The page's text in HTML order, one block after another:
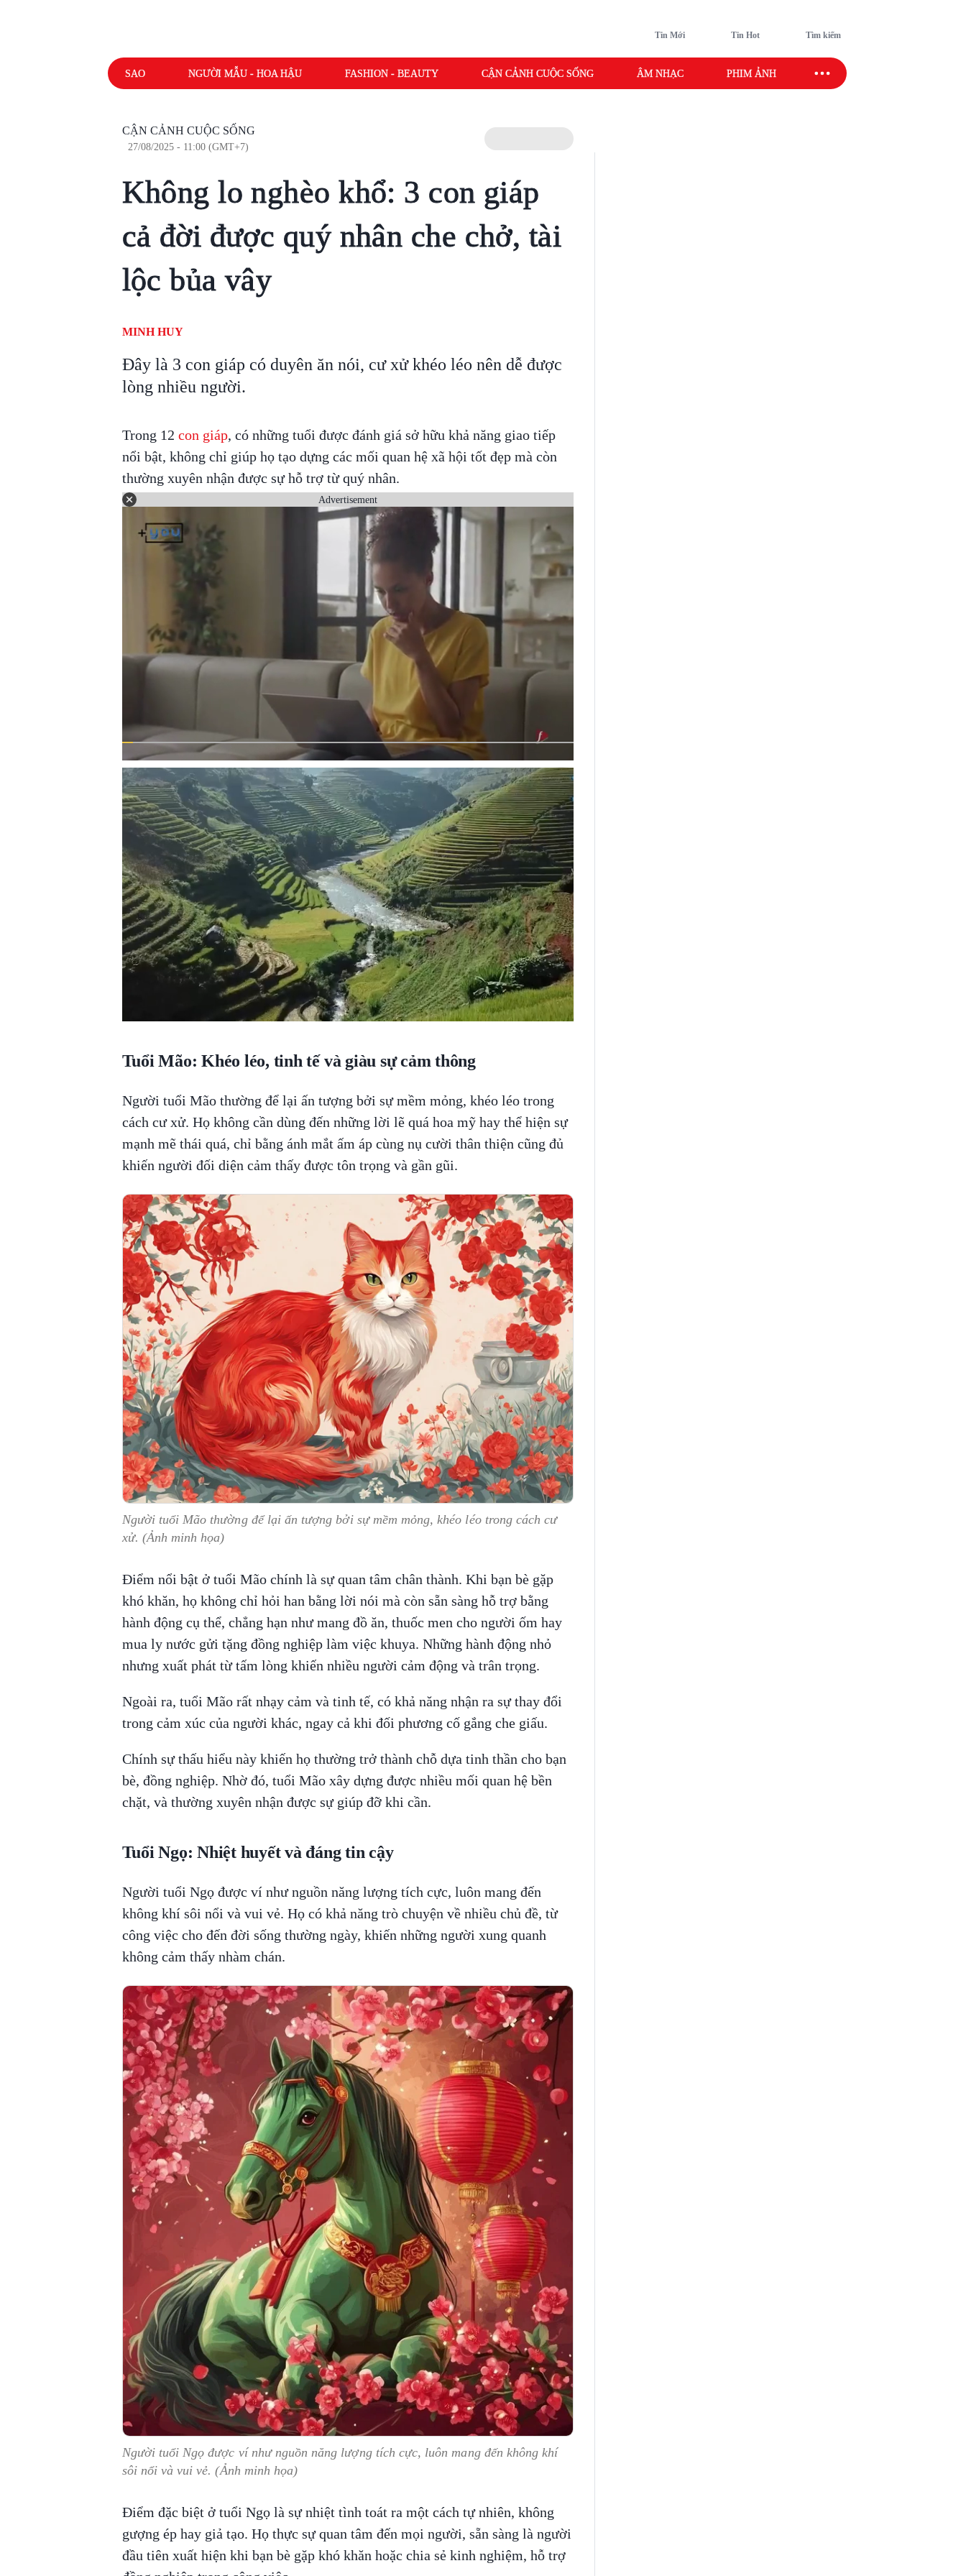
Tin Mới Tin Hot Tìm kiếm
SAO NGƯỜI MẪU - HOA HẬU FASHION - BEAUTY CẬN CẢNH CUỘC SỐNG ÂM NHẠC PHIM ẢNH SAO SPORT
CẬN CẢNH CUỘC SỐNG
27/08/2025 - 11:00 (GMT+7)
Không lo nghèo khổ: 3 con giáp
cả đời được quý nhân che chở, tài
lộc bủa vây
MINH HUY
Đây là 3 con giáp có duyên ăn nói, cư xử khéo léo nên dễ được
lòng nhiều người.
Trong 12 con giáp, có những tuổi được đánh giá sở hữu khả năng giao tiếp
nổi bật, không chỉ giúp họ tạo dựng các mối quan hệ xã hội tốt đẹp mà còn
thường xuyên nhận được sự hỗ trợ từ quý nhân.
Advertisement
Tuổi Mão: Khéo léo, tinh tế và giàu sự cảm thông
Người tuổi Mão thường để lại ấn tượng bởi sự mềm mỏng, khéo léo trong
cách cư xử. Họ không cần dùng đến những lời lẽ quá hoa mỹ hay thể hiện sự
mạnh mẽ thái quá, chỉ bằng ánh mắt ấm áp cùng nụ cười thân thiện cũng đủ
khiến người đối diện cảm thấy được tôn trọng và gần gũi.
Người tuổi Mão thường để lại ấn tượng bởi sự mềm mỏng, khéo léo trong cách cư
xử. (Ảnh minh họa)
Điểm nổi bật ở tuổi Mão chính là sự quan tâm chân thành. Khi bạn bè gặp
khó khăn, họ không chỉ hỏi han bằng lời nói mà còn sẵn sàng hỗ trợ bằng
hành động cụ thể, chẳng hạn như mang đồ ăn, thuốc men cho người ốm hay
mua ly nước gửi tặng đồng nghiệp làm việc khuya. Những hành động nhỏ
nhưng xuất phát từ tấm lòng khiến nhiều người cảm động và trân trọng.
Ngoài ra, tuổi Mão rất nhạy cảm và tinh tế, có khả năng nhận ra sự thay đổi
trong cảm xúc của người khác, ngay cả khi đối phương cố gắng che giấu.
Chính sự thấu hiểu này khiến họ thường trở thành chỗ dựa tinh thần cho bạn
bè, đồng nghiệp. Nhờ đó, tuổi Mão xây dựng được nhiều mối quan hệ bền
chặt, và thường xuyên nhận được sự giúp đỡ khi cần.
Tuổi Ngọ: Nhiệt huyết và đáng tin cậy
Người tuổi Ngọ được ví như nguồn năng lượng tích cực, luôn mang đến
không khí sôi nổi và vui vẻ. Họ có khả năng trò chuyện về nhiều chủ đề, từ
công việc cho đến đời sống thường ngày, khiến những người xung quanh
không cảm thấy nhàm chán.
Người tuổi Ngọ được ví như nguồn năng lượng tích cực, luôn mang đến không khí
sôi nổi và vui vẻ. (Ảnh minh họa)
Điểm đặc biệt ở tuổi Ngọ là sự nhiệt tình toát ra một cách tự nhiên, không
gượng ép hay giả tạo. Họ thực sự quan tâm đến mọi người, sẵn sàng là người
đầu tiên xuất hiện khi bạn bè gặp khó khăn hoặc chia sẻ kinh nghiệm, hỗ trợ